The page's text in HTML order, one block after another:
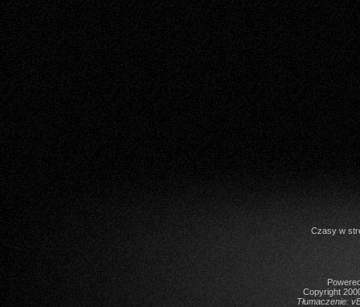
Czasy w
Copyright
Tłumaczenie: